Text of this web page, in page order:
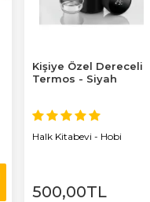
Kişiye Özel Dereceli
Termos - Siyah
Halk Kitabevi - Hobi
500,00TL